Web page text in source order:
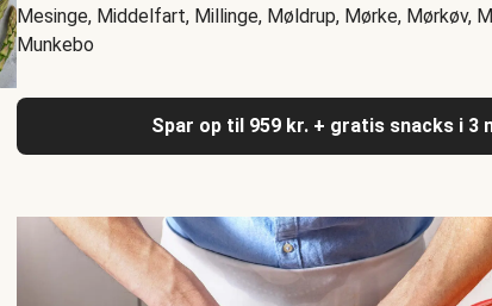
Mesinge, Middelfart, Millinge, Møldrup, Mørke, Mørkøv,
Munkebo
Spar op til 959 kr. + gratis snacks i 3